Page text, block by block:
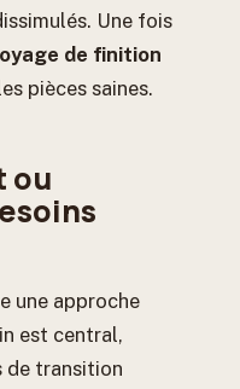
Une fois
de finition
pièces saines.
ou
une approche
est central,
de transition